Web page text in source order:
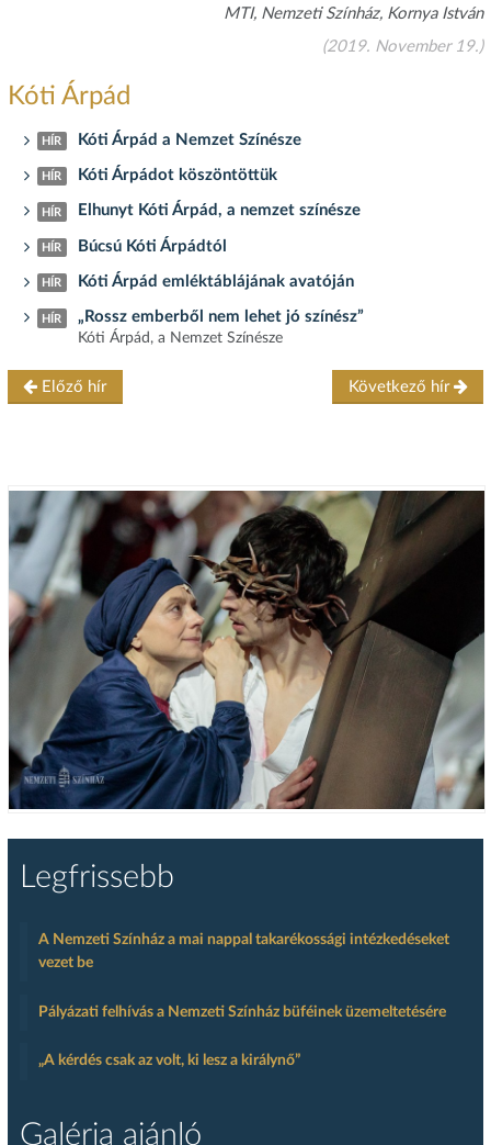
MTI, Nemzeti Színház, Kornya István
(2019. November 19.)
Kóti Árpád
HÍR Kóti Árpád a Nemzet Színésze
HÍR Kóti Árpádot köszöntöttük
HÍR Elhunyt Kóti Árpád, a nemzet színésze
HÍR Búcsú Kóti Árpádtól
HÍR Kóti Árpád emléktáblájának avatóján
HÍR „Rossz emberből nem lehet jó színész”
Kóti Árpád, a Nemzet Színésze
Előző hír Következő hír
Legfrissebb
A Nemzeti Színház a mai nappal takarékossági intézkedéseket
vezet be
Pályázati felhívás a Nemzeti Színház büféinek üzemeltetésére
„A kérdés csak az volt, ki lesz a királynő”
Galéria ajánló